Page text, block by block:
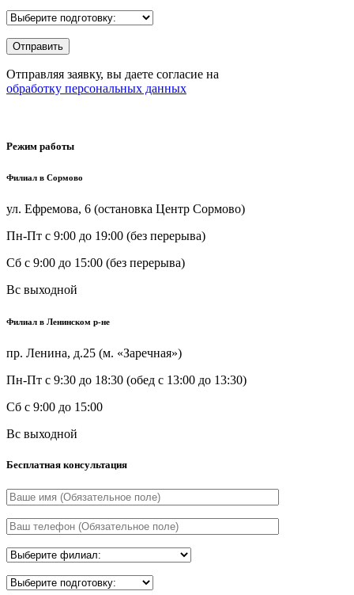
Отправляя заявку, вы даете согласие на
обработку персональных данных
Режим работы
Филиал в Сормово
ул. Ефремова, 6 (остановка Центр Сормово)
Пн-Пт с 9:00 до 19:00 (без перерыва)
Сб с 9:00 до 15:00 (без перерыва)
Вс выходной
Филиал в Ленинском р-не
пр. Ленина, д.25 (м. «Заречная»)
Пн-Пт с 9:30 до 18:30 (обед с 13:00 до 13:30)
Сб с 9:00 до 15:00
Вс выходной
Бесплатная консультация